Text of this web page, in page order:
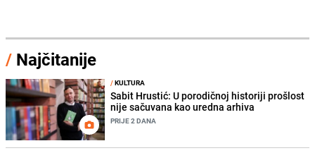
/ Najčitanije
/KULTURA
Sabit Hrustić: U porodičnoj historiji prošlost
nije sačuvana kao uredna arhiva
PRIJE 2 DANA